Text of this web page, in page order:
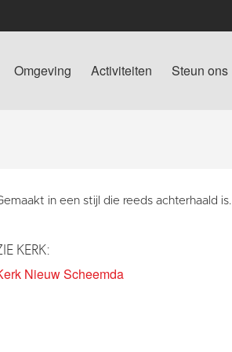
Omgeving Activiteiten Steun ons
in een stijl die reeds achterhaald is.
KERK:
Nieuw Scheemda